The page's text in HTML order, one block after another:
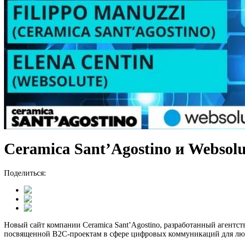
Ceramica Sant’Agostino и
Поделиться:
Новый сайт компании Ceramica Sant’Agostino, разработанный
посвященной B2C-проектам в сфере цифровых коммуникаций для